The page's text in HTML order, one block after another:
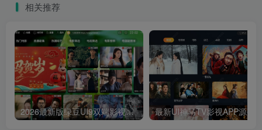
相关推荐
2026最新版绿豆UI9双端影视APP源码